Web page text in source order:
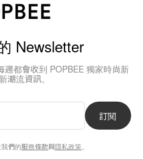
限定周邊、遊戲關卡、
Park 即將開幕！
Newsletter
都會收到 POPBEE 獨家時尚新
潮流資訊。
訂閱
們的服務條款與隱私政策